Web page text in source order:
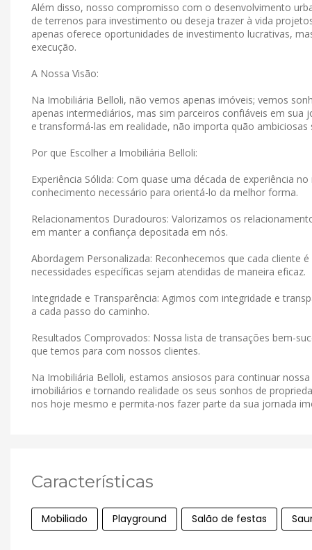
Além disso, nosso compromisso com o desenvolvimento
de terrenos para investimento ou deseja trazer à vida
apenas oferece oportunidades de investimento lucrativas,
execução.
A Nossa Visão:
Na Imobiliária Belloli, não vemos apenas imóveis; vemos
apenas intermediários, mas sim parceiros confiáveis ​​em
e transformá-las em realidade, não importa quão ambiciosas
Por que Escolher a Imobiliária Belloli:
Experiência Sólida: Com quase uma década de experiência
conhecimento necessário para orientá-lo da melhor forma.
Relacionamentos Duradouros: Valorizamos os
em manter a confiança depositada em nós.
Abordagem Personalizada: Reconhecemos que cada cliente
necessidades específicas sejam atendidas de maneira eficaz.
Integridade e Transparência: Agimos com integridade e
a cada passo do caminho.
Resultados Comprovados: Nossa lista de transações bem-
que temos para com nossos clientes.
Na Imobiliária Belloli, estamos ansiosos para continuar
imobiliários e tornando realidade os seus sonhos de
nos hoje mesmo e permita-nos fazer parte da sua jornada
Características
Mobiliado Playground Salão de festas